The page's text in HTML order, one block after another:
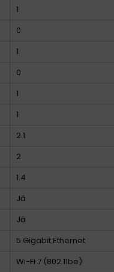
1
0
1
0
1
1
2.1
2
1.4
Jā
Jā
5 Gigabit Ethernet
Wi-Fi 7 (802.11be)